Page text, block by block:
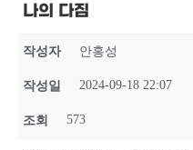
나의 다짐
작성자 안홍성
작성일 2024-09-18 22:07
조회 573